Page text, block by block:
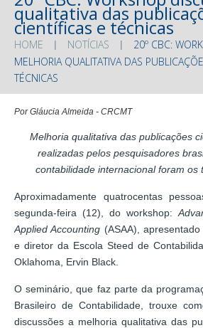
qualitativa das
científicas e técnicas
HOME NOTÍCIAS
20º CBC:
MELHORIA QUALITATIVA DAS
TÉCNICAS
Por Gláucia Almeida - CRCMT
Melhoria qualitativa das publicações
realizadas pelos pesquisadores
contabilidade internacional foram os
Aproximadamente quatrocentas
segunda-feira (12), do workshop:
Applied Accounting (ASAA),
e diretor da Escola Steed de
Oklahoma, Ervin Black.
O seminário, que faz parte da
Brasileiro de Contabilidade, trouxe
discussões a melhoria qualitativa das